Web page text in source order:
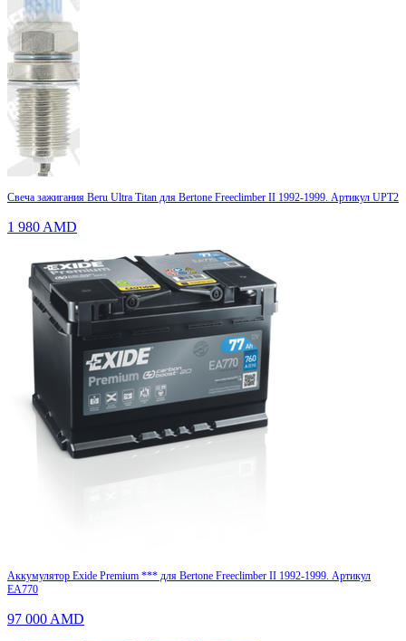
Свеча зажигания Beru Ultra Titan для Bertone Freeclimber II 1992-1999. Артикул UPT2
1 980 AMD
Аккумулятор Exide Premium *** для Bertone Freeclimber II 1992-1999. Артикул
EA770
97 000 AMD